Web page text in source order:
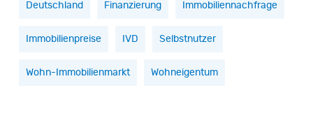
Deutschland Finanzierung Immobiliennachfrage
Immobilienpreise IVD Selbstnutzer
Wohn-Immobilienmarkt Wohneigentum